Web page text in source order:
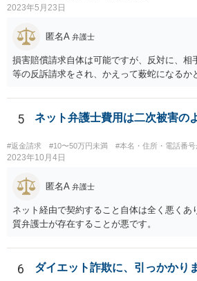
2023年5月23日
匿名A 弁護士
損害賠償請求自体は可能ですが、反対に、相
等の反訴請求をされ、かえって薮蛇になるか
5 ネット弁護士費用は二次被害の
#返金請求 #10〜50万円未満 #本名・住所・電話番号
2023年10月4日
匿名A 弁護士
ネット経由で契約すること自体は全く悪くあ
質弁護士が存在することが悪です。
6 ダイエット詐欺に、引っかかり